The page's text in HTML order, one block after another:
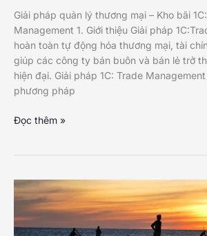
Giải pháp quản lý thương mại – Kho bãi
Management 1. Giới thiệu Giải pháp
hoàn toàn tự động hóa thương mại, tài
giúp các công ty bán buôn và bán lẻ trở
hiện đại. Giải pháp 1C: Trade
phương pháp
Giải
thương
mại
Kho
Đọc thêm »